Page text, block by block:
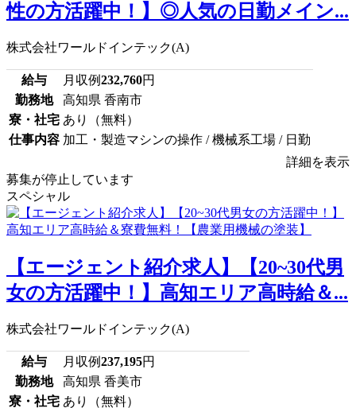
性の方活躍中！】◎人気の日勤メイン...
株式会社ワールドインテック(A)
給与 月収例232,760円
勤務地
高知県 香南市
寮・社宅 あり（無料）
仕事内容 加工・製造マシンの操作 / 機械系工場 / 日勤
詳細を表示
募集が停止しています
スペシャル
【エージェント紹介求人】【20~30代男
女の方活躍中！】高知エリア高時給＆...
株式会社ワールドインテック(A)
給与 月収例237,195円
勤務地
高知県 香美市
寮・社宅 あり（無料）